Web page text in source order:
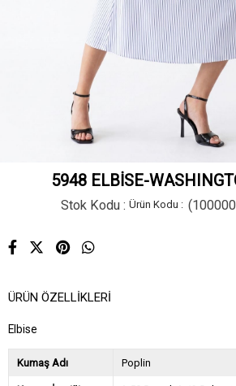
5948 ELBİSE-
Stok Kodu
ÜRÜN ÖZELLIKLERI
Elbise
Kumaş Adı Poplin